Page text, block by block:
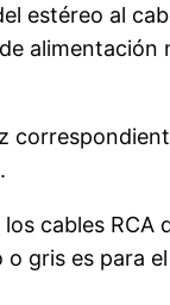
estéreo al
alimentación
cables RCA
gris es para